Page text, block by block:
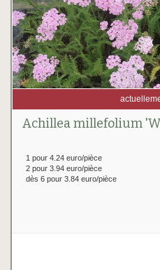
Achillea millefolium
1 pour 4.24 euro/pièce
2 pour 3.94 euro/pièce
dès 6 pour 3.84 euro/pièce